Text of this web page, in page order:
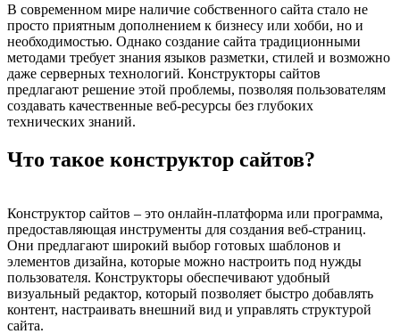
В современном мире наличие собственного сайта стало не
просто приятным дополнением к бизнесу или хобби, но и
необходимостью. Однако создание сайта традиционными
методами требует знания языков разметки, стилей и возможно
даже серверных технологий. Конструкторы сайтов
предлагают решение этой проблемы, позволяя пользователям
создавать качественные веб-ресурсы без глубоких
технических знаний.
Что такое конструктор сайтов?
Конструктор сайтов – это онлайн-платформа или программа,
предоставляющая инструменты для создания веб-страниц.
Они предлагают широкий выбор готовых шаблонов и
элементов дизайна, которые можно настроить под нужды
пользователя. Конструкторы обеспечивают удобный
визуальный редактор, который позволяет быстро добавлять
контент, настраивать внешний вид и управлять структурой
сайта.